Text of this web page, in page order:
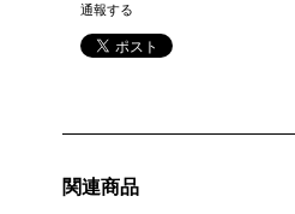
通報する
関連商品